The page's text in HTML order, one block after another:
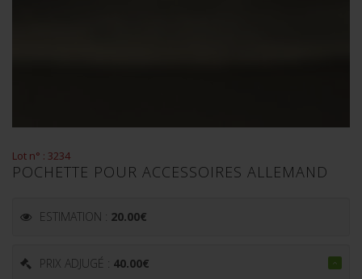
Lot n° : 3234
POCHETTE POUR ACCESSOIRES ALLEMAND
ESTIMATION : 20.00€
PRIX ADJUGÉ : 40.00€